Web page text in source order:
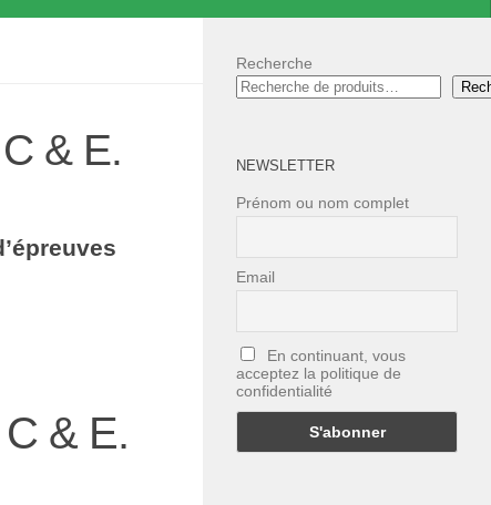
& E.
& E.
Recherche
NEWSLETTER
Prénom ou nom complet
Email
En continuant, vous
acceptez la politique de
confidentialité